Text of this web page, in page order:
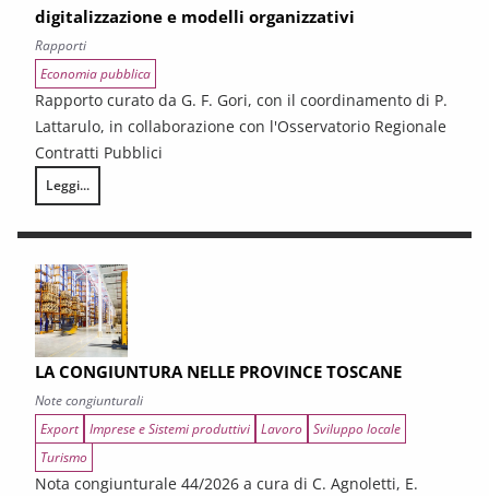
digitalizzazione e modelli organizzativi
Rapporti
Economia pubblica
Rapporto curato da G. F. Gori, con il coordinamento di P.
Lattarulo, in collaborazione con l'Osservatorio Regionale
Contratti Pubblici
Leggi...
I CONTRATTI PUBBLICI AL TERMINE DEL PNRR – Andamento
LA CONGIUNTURA NELLE PROVINCE TOSCANE
Note congiunturali
Export Imprese e Sistemi produttivi Lavoro Sviluppo locale
Turismo
Nota congiunturale 44/2026 a cura di C. Agnoletti, E.